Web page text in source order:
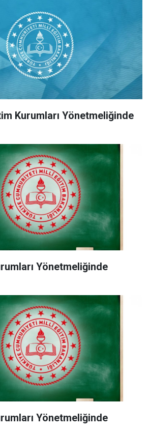
Kurumları Yönetmeliğinde
Yönetmeliğinde
Yönetmeliğinde